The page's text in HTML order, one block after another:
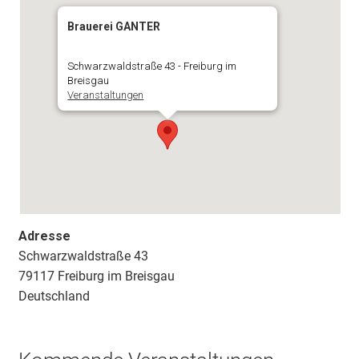
Brauerei GANTER
Schwarzwaldstraße 43 - Freiburg im
Breisgau
Veranstaltungen
Adresse
Schwarzwaldstraße 43
79117 Freiburg im Breisgau
Deutschland